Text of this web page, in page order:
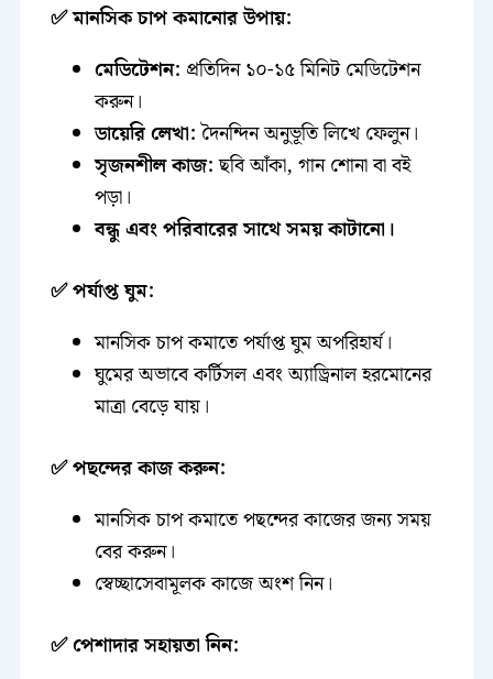
✅ মানসিক চাপ কমানোর উপায়:
মেডিটেশন: প্রতিদিন ১০-১৫ মিনিট মেডিটেশন
করুন।
ডায়েরি লেখা:দৈনন্দিন অনুভূতি লিখে ফেলুন।
সৃজনশীল কাজ:ছবি আঁকা, গান শোনা বা বই
পড়া।
বন্ধু এবং পরিবারের সাথে সময় কাটানো।
✅ পর্যাপ্ত ঘুম:
মানসিক চাপ কমাতে পর্যাপ্ত ঘুম অপরিহার্য।
ঘুমের অভাবে কর্টিসল এবং অ্যাড্রিনাল হরমোনের
মাত্রা বেড়ে যায়।
✅ পছন্দের কাজ করুন:
মানসিক চাপ কমাতে পছন্দের কাজের জন্য সময়
বের করুন।
স্বেচ্ছাসেবামূলক কাজে অংশ নিন।
✅ পেশাদার সহায়তা নিন: